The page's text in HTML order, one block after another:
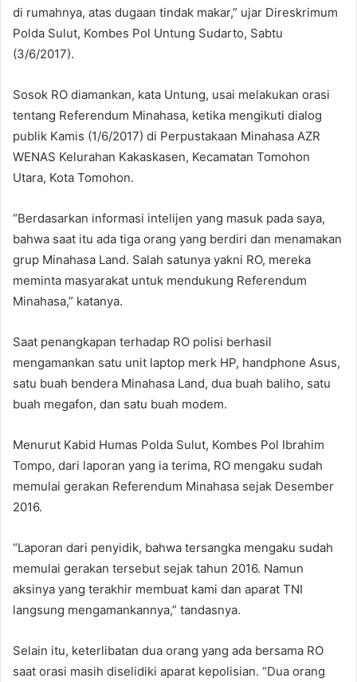
di rumahnya, atas dugaan tindak makar,” ujar Direskrimum
Polda Sulut, Kombes Pol Untung Sudarto, Sabtu
(3/6/2017).
Sosok RO diamankan, kata Untung, usai melakukan orasi
tentang Referendum Minahasa, ketika mengikuti dialog
publik Kamis (1/6/2017) di Perpustakaan Minahasa AZR
WENAS Kelurahan Kakaskasen, Kecamatan Tomohon
Utara, Kota Tomohon.
“Berdasarkan informasi intelijen yang masuk pada saya,
bahwa saat itu ada tiga orang yang berdiri dan menamakan
grup Minahasa Land. Salah satunya yakni RO, mereka
meminta masyarakat untuk mendukung Referendum
Minahasa,” katanya.
Saat penangkapan terhadap RO polisi berhasil
mengamankan satu unit laptop merk HP, handphone Asus,
satu buah bendera Minahasa Land, dua buah baliho, satu
buah megafon, dan satu buah modem.
Menurut Kabid Humas Polda Sulut, Kombes Pol Ibrahim
Tompo, dari laporan yang ia terima, RO mengaku sudah
memulai gerakan Referendum Minahasa sejak Desember
2016.
“Laporan dari penyidik, bahwa tersangka mengaku sudah
memulai gerakan tersebut sejak tahun 2016. Namun
aksinya yang terakhir membuat kami dan aparat TNI
langsung mengamankannya,” tandasnya.
Selain itu, keterlibatan dua orang yang ada bersama RO
saat orasi masih diselidiki aparat kepolisian. “Dua orang